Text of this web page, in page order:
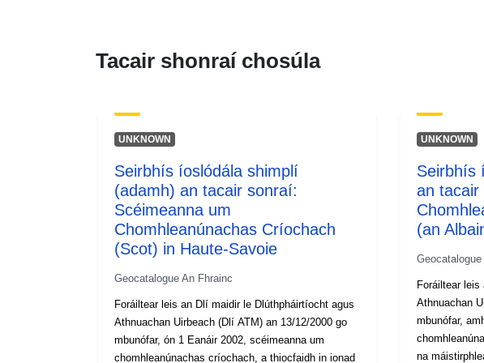
Tacair shonraí chosúla
UNKNOWN
Seirbhís íoslódála shimplí
(adamh) an tacair sonraí:
Scéimeanna um
Chomhleanúnachas Críochach
(Scot) in Haute-Savoie
Geocatalogue An Fhrainc
Foráiltear leis an Dlí maidir le Dlúthpháirtíocht agus
Athnuachan Uirbeach (Dlí ATM) an 13/12/2000 go
mbunófar, ón 1 Eanáir 2002, scéimeanna um
chomhleanúnachas críochach, a thiocfaidh in ionad
UNKNOWN
Seirbhís
an tacair
(an
Foráiltear
Athnuachan
mbunófar,
na máistirphleananna. Arna